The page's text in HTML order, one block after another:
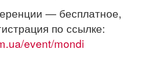
— бесплатное,
по ссылке:
event/mondi